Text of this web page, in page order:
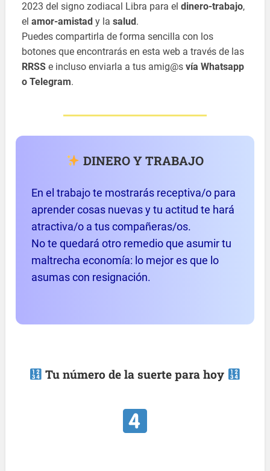
2023 del signo zodiacal Libra para eldinero-trabajo,
elamor-amistad y lasalud .
Puedes compartirla de forma sencilla con los
botones que encontrarás en esta web a través de las
RRSS e incluso enviarla a tus amig@svía Whatsapp
o Telegram.
DINERO Y TRABAJO
En el trabajo te mostrarás receptiva/o para
aprender cosas nuevas y tu actitud te hará
atractiva/o a tus compañeras/os.
No te quedará otro remedio que asumir tu
maltrecha economía: lo mejor es que lo
asumas con resignación.
Tu número de la suerte para hoy